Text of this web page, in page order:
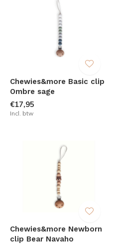
Chewies&more Basic clip
Ombre sage
€17,95
Incl. btw
Chewies&more Newborn
clip Bear Navaho